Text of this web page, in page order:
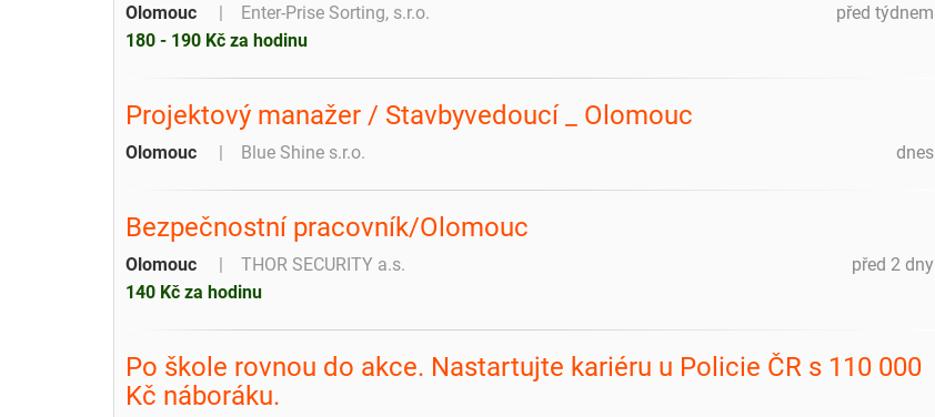
před týdnem
Olomouc
Enter-Prise Sorting, s.r.o.
180 - 190 Kč za hodinu
Projektový manažer / Stavbyvedoucí _ Olomouc
dnes
Olomouc Blue Shine s.r.o.
Bezpečnostní pracovník/Olomouc
před 2 dny
Olomouc
THOR SECURITY a.s.
140 Kč za hodinu
Po škole rovnou do akce. Nastartujte kariéru u Policie ČR s 110 000
Kč náboráku.